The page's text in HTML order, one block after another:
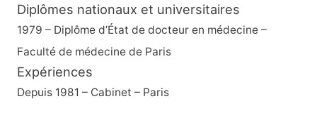
Diplômes nationaux et universitaires
1979 – Diplôme d’État de docteur en médecine –
Faculté de médecine de Paris
Expériences
Depuis 1981 – Cabinet – Paris